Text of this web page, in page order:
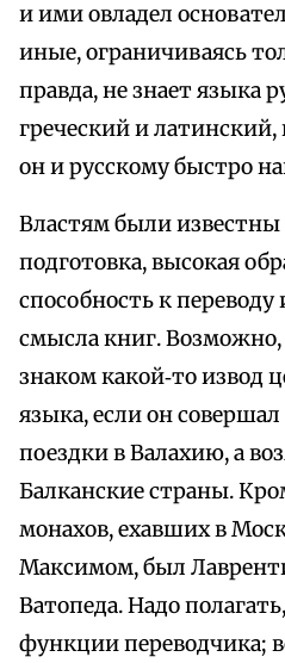
и ими овладел
иные, ограничиваясь
правда, не знает языка
греческий и
он и русскому быстро
Властям были известны
подготовка, высокая
способность к
смысла книг.
знаком какой‑то извод
языка, если он
поездки в Валахию, а
Балканские страны.
монахов, ехавших в
Максимом, был
Ватопеда. Надо
функции переводчика;